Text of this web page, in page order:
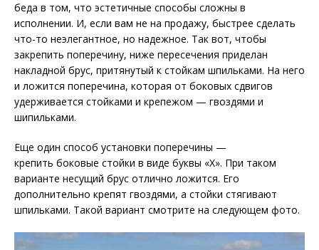
беда в том, что эстетичные способы сложны в
исполнении. И, если вам не на продажу, быстрее сделать
что-то неэлегантное, но надежное. Так вот, чтобы
закрепить поперечину, ниже пересечения приделан
накладной брус, притянутый к стойкам шпильками. На него
и ложится поперечина, которая от боковых сдвигов
удерживается стойками и крепежом — гвоздями и
шипильками.
Еще один способ установки поперечины —
крепить боковые стойки в виде буквы «Х». При таком
варианте несущий брус отлично ложится. Его
дополнительно крепят гвоздями, а стойки стягивают
шпильками. Такой вариант смотрите на следующем фото.